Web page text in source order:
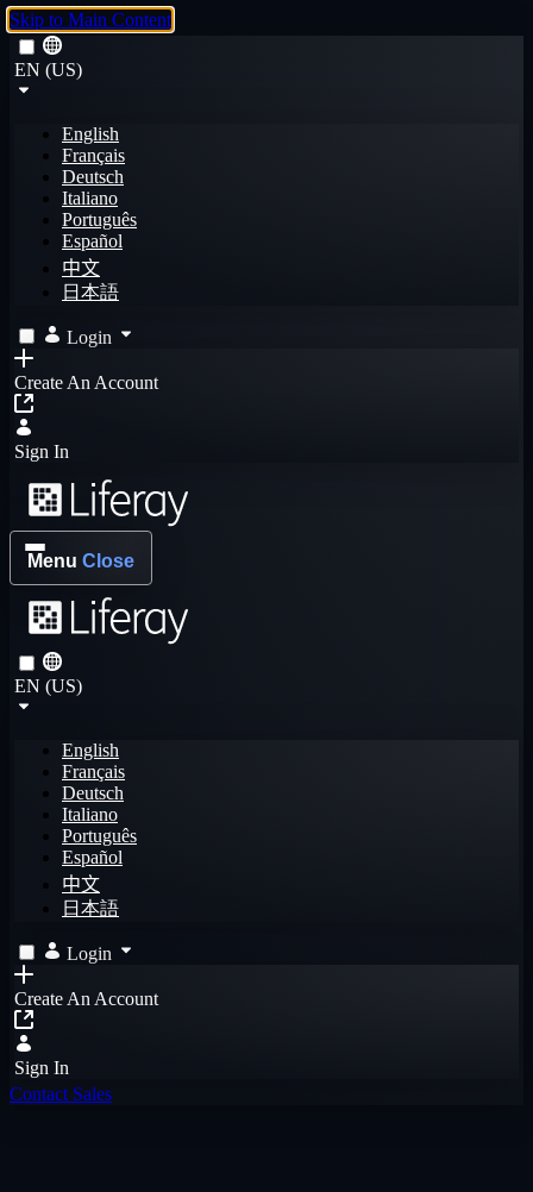
Skip to Main Content
EN (US)
English
Français
Deutsch
Italiano
Português
Español
中文
日本語
Login
Create An Account
Sign In
Menu Close
EN (US)
English
Français
Deutsch
Italiano
Português
Español
中文
日本語
Login
Create An Account
Sign In
Contact Sales